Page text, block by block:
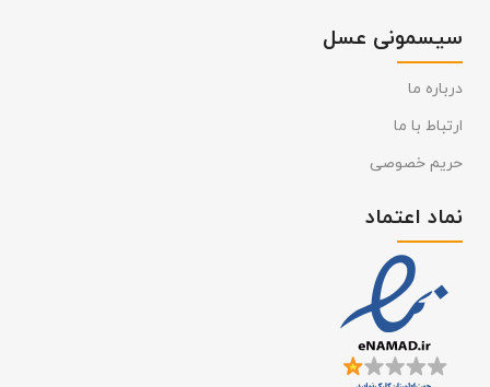
سیسمونی عسل
درباره ما
ارتباط با ما
حریم خصوصی
نماد اعتماد